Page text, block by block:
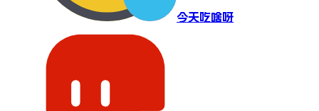
今天吃啥呀